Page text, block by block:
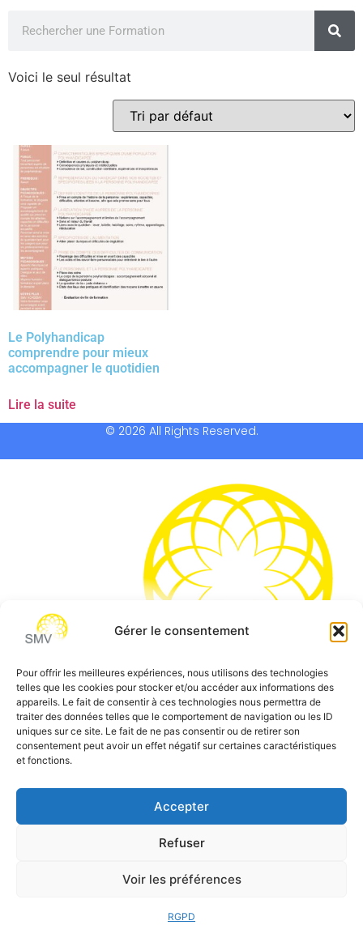
Gérer le consentement
Pour offrir les meilleures expériences, nous utilisons des technologies
telles que les cookies pour stocker et/ou accéder aux informations des
appareils. Le fait de consentir à ces technologies nous permettra de
traiter des données telles que le comportement de navigation ou les ID
uniques sur ce site. Le fait de ne pas consentir ou de retirer son
consentement peut avoir un effet négatif sur certaines caractéristiques
et fonctions.
Accepter
Refuser
Voir les préférences
RGPD
Voici le seul résultat
Le Polyhandicap
comprendre pour mieux
accompagner le quotidien
Lire la suite
© 2026 All Rights Reserved.
SMV permet de vous aider à gagner du temps et vous
permettre de vous concentrer sur l’essentiel de votre
métier
Téléphone:0 805 69 64 75 / 02 37 34 04 04
contact@smvformation.fr
Création & Hébergement Web Cloud par